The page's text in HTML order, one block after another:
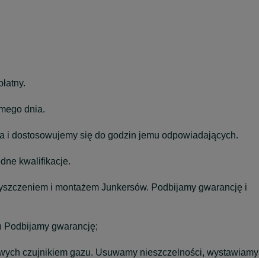
dnia.
i dostosowujemy się do godzin jemu odpowiadających.
kwalifikacje.
i montażem Junkersów. Podbijamy gwarancję i
Podbijamy gwarancję;
czujnikiem gazu. Usuwamy nieszczelności, wystawiamy